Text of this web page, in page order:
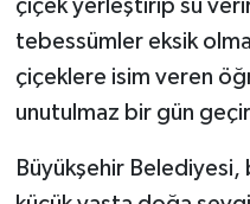
çiçek yerleştirip su
tebessümler eksik
çiçeklere isim veren
unutulmaz bir gün
Büyükşehir